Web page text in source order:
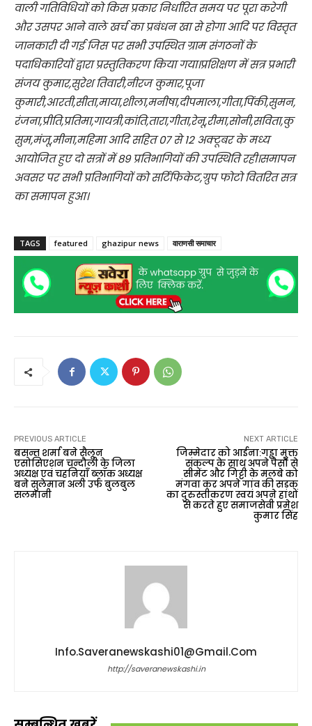
वाली गतिविधियों को किस प्रकार निर्धारित समय पर पूरा करेगी
और उसपर आने वाले खर्च का प्रबंधन खा से होगा आदि पर विस्तृत
जानकारी दी गई जिस पर सभी उपस्थित ग्राम संगठनों के
पदाधिकारियों द्वारा प्रस्तुतिकरण किया गया।प्रशिक्षण में सत्र प्रभारी
संजय कुमार,सुरेश तिवारी,नीरज कुमार,पूजा
कुमारी,आरती,सीता,माया,शीला,मनीषा,दीपमाला,गीता,पिंकी,सुमन,
रंजना,प्रीति,प्रतिमा,गायत्री,कांति,तारा,गीता,रेनू,रीमा,सोनी,सविता,कु
सुम,मंजू,मीना,महिमा आदि सहित 07 से 12 अक्टूबर के मध्य
आयोजित हुए दो सत्रों में 89 प्रतिभागियों की उपस्थिति रही।समापन
अवसर पर सभी प्रतिभागियों को सर्टिफिकेट,ग्रुप फोटो वितरित सत्र
का समापन हुआ।
TAGS featured ghazipur news वाराणसी समाचार
PREVIOUS ARTICLE
बसन्त शर्मा बने सैलून
एसोसिएशन चन्दौली के जिला
अध्यक्ष एवं चहनियाँ ब्लॉक अध्यक्ष
बने सुलेमान अली उर्फ बुलबुल
सलमानी
NEXT ARTICLE
जिम्मेदार को आईना:गड्ढा मुक्त
संकल्प के साथ अपने पैसों से
सीमेंट और गिट्टी के मलबे को
मंगवा कर अपने गांव की सड़क
का दुरुस्तीकरण स्वयं अपने हाथों
से करते हुए समाजसेवी प्रमेश
कुमार सिंह
Info.saveranewskashi01@gmail.com
http://saveranewskashi.in